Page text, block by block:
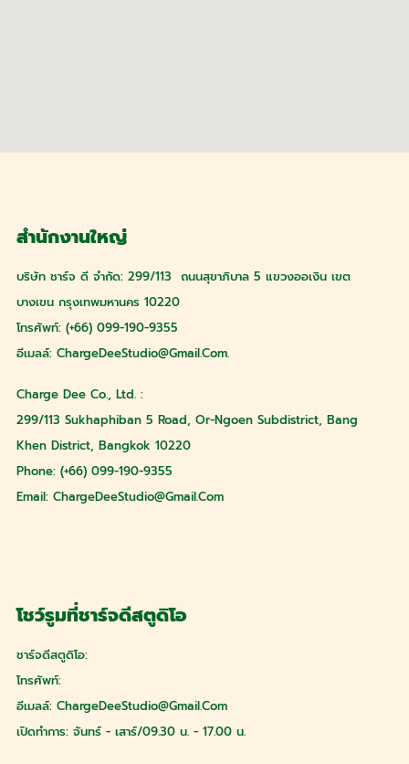
สำนักงานใหญ่
บริษัท ชาร์จ ดี จำกัด: 299/113 ถนนสุขาภิบาล 5 แขวงออเงิน เขต
บางเขน กรุงเทพมหานคร 10220
โทรศัพท์: (+66) 099-190-9355
อีเมลล์: ChargeDeeStudio@gmail.com.
Charge Dee Co., Ltd. :
299/113 Sukhaphiban 5 Road, Or-Ngoen Subdistrict, Bang
Khen District, Bangkok 10220
Phone: (+66) 099-190-9355
Email: ChargeDeeStudio@gmail.com
โชว์รูมที่ชาร์จดีสตูดิโอ
ชาร์จดีสตูดิโอ:
โทรศัพท์:
อีเมลล์: ChargeDeeStudio@gmail.com
เปิดทำการ: จันทร์ - เสาร์/09.30 น. - 17.00 น.